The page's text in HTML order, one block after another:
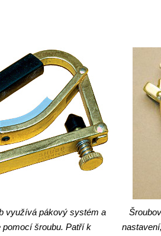
využívá pákový systém a
pomocí šroubu. Patří k